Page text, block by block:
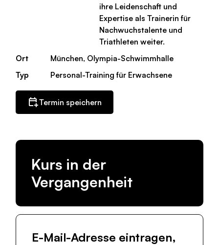
ihre Leidenschaft und
Expertise als Trainerin für
Nachwuchstalente und
Triathleten weiter.
Ort
München, Olympia-Schwimmhalle
Typ
Personal-Training für Erwachsene
Termin speichern
Kurs in der
Vergangenheit
E-Mail-Adresse eintragen,